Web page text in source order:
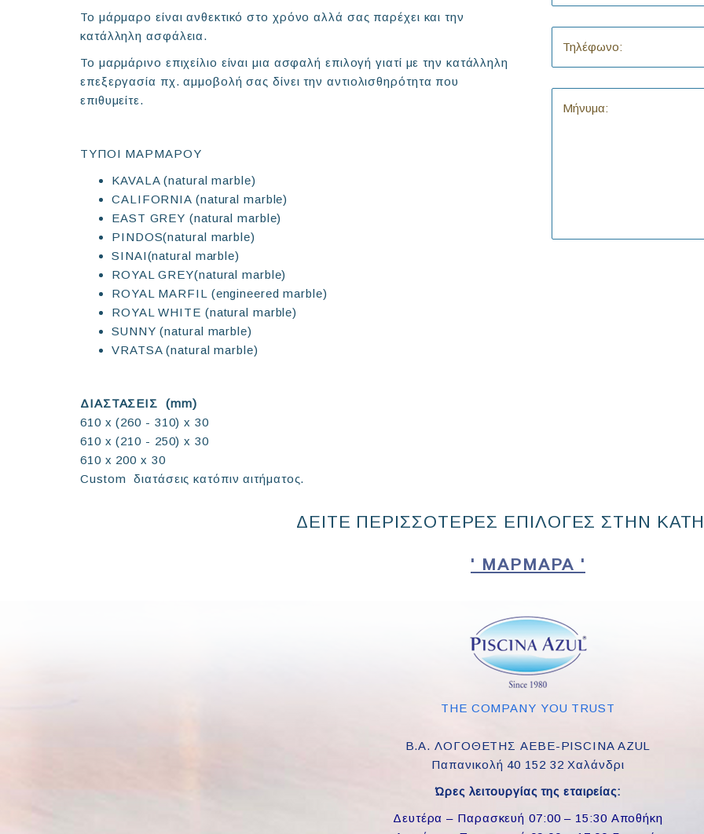
Το μάρμαρο είναι ανθεκτικό στο χρόνο αλλά σας παρέχει και την
κατάλληλη ασφάλεια.
Το μαρμάρινο επιχείλιο είναι μια ασφαλή επιλογή γιατί με την κατάλληλη
επεξεργασία πχ. αμμοβολή σας δίνει την αντιολισθηρότητα που
επιθυμείτε.
ΤΥΠΟΙ ΜΑΡΜΑΡΟΥ
KAVALA (natural marble)
CALIFORNIA (natural marble)
EAST GREY (natural marble)
PINDOS(natural marble)
SINAI(natural marble)
ROYAL GREY(natural marble)
ROYAL MARFIL (engineered marble)
ROYAL WHITE (natural marble)
SUNNY (natural marble)
VRATSA (natural marble)
ΔΙΑΣΤΑΣΕΙΣ (mm)
610 x (260 - 310) x 30
610 x (210 - 250) x 30
610 x 200 x 30
Custom διατάσεις κατόπιν αιτήματος.
ΔΕΙΤΕ ΠΕΡΙΣΣΟΤΕΡΕΣ ΕΠΙΛΟΓΕΣ ΣΤΗΝ
' ΜΆΡΜΑΡΑ '
THE COMPANY YOU TRUST
Β.Α. ΛΟΓΟΘΕΤΗΣ ΑΕΒΕ-PISCINA AZUL
Παπανικολή 40 152 32 Χαλάνδρι
Ώρες λειτουργίας της εταιρείας:
Δευτέρα – Παρασκευή 07:00 – 15:30 Αποθήκη